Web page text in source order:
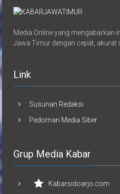
Media Online yang mengabarkan
Jawa Timur dengan cepat, akurat
Link
Susunan Redaksi
Pedoman Media Siber
Grup Media Kabar
Kabarsidoarjo.com